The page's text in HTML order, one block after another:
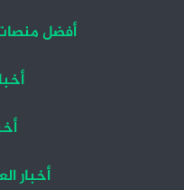
أفضل منصات
أخبار